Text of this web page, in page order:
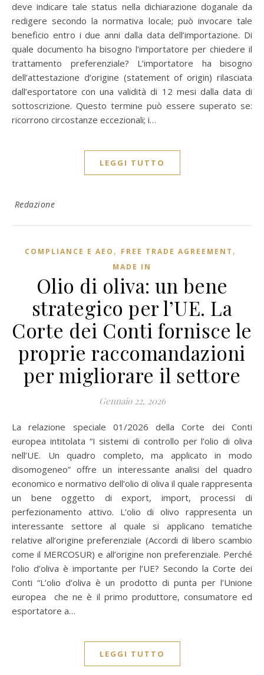
deve indicare tale status nella dichiarazione doganale da
redigere secondo la normativa locale; può invocare tale
beneficio entro i due anni dalla data dell’importazione. Di
quale documento ha bisogno l’importatore per chiedere il
trattamento preferenziale? L’importatore ha bisogno
dell’attestazione d’origine (statement of origin) rilasciata
dall’esportatore con una validità di 12 mesi dalla data di
sottoscrizione. Questo termine può essere superato se:
ricorrono circostanze eccezionali; i…
LEGGI TUTTO
Redazione
COMPLIANCE E AEO , FREE TRADE AGREEMENT ,
MADE IN
Olio di oliva: un bene
strategico per l’UE. La
Corte dei Conti fornisce le
proprie raccomandazioni
per migliorare il settore
Gennaio 22, 2026
La relazione speciale 01/2026 della Corte dei Conti
europea intitolata “I sistemi di controllo per l’olio di oliva
nell’UE. Un quadro completo, ma applicato in modo
disomogeneo” offre un interessante analisi del quadro
economico e normativo dell’olio di oliva il quale rappresenta
un bene oggetto di export, import, processi di
perfezionamento attivo. L’olio di olivo rappresenta un
interessante settore al quale si applicano tematiche
relative all’origine preferenziale (Accordi di libero scambio
come il MERCOSUR) e all’origine non preferenziale. Perché
l’olio d’oliva è importante per l’UE? Secondo la Corte dei
Conti “L’olio d’oliva è un prodotto di punta per l’Unione
europea che ne è il primo produttore, consumatore ed
esportatore a…
LEGGI TUTTO